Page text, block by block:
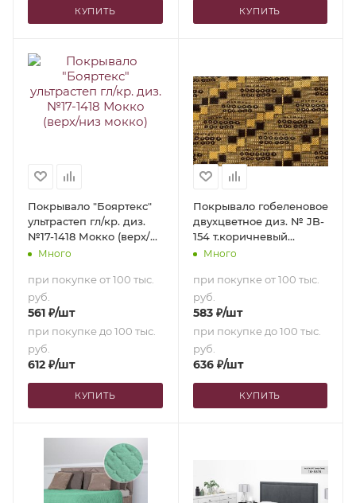
КУПИТЬ КУПИТЬ
Покрывало "Бояртекс"
ультрастеп гл/кр. диз.
№17-1418 Мокко (верх/
низ мокко) (150х210)
Много
при покупке от 100 тыс.
руб.
561 ₽/шт
при покупке до 100 тыс.
руб.
612 ₽/шт
КУПИТЬ
Покрывало гобеленовое
двухцветное диз. № JB-
154 т.коричневый
(180х200)
Много
при покупке от 100 тыс.
руб.
583₽/шт
при покупке до 100 тыс.
руб.
636₽/шт
КУПИТЬ